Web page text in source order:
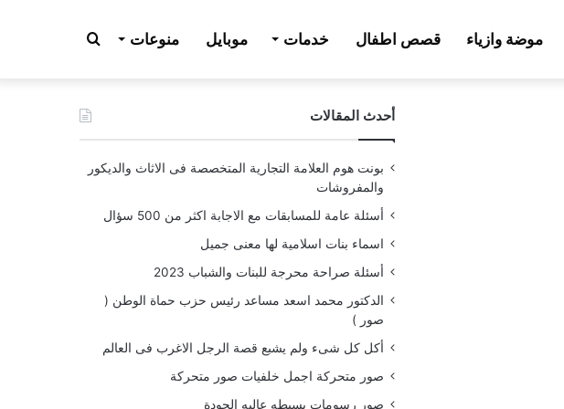
موضة وازياء قصص اطفال خدمات موبايل منوعات بحث
عن أحدث المقالات
بونت هوم العلامة التجارية المتخصصة فى الاثاث والديكور
والمفروشات
أسئلة عامة للمسابقات مع الاجابة اكثر من 500 سؤال
اسماء بنات اسلامية لها معنى جميل
أسئلة صراحة محرجة للبنات والشباب 2023
الدكتور محمد اسعد مساعد رئيس حزب حماة الوطن (
صور )
أكل كل شىء ولم يشبع قصة الرجل الاغرب فى العالم
صور متحركة اجمل خلفيات صور متحركة
صور رسومات بسيطه عاليه الجودة